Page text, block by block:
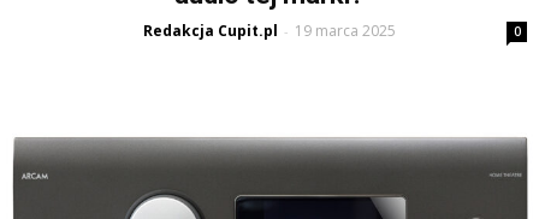
Redakcja Cupit.pl - 19 marca 2025 0